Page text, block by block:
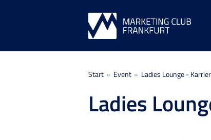
Sie befinden sich hier:
Start Event Ladies Lounge -
Ladies